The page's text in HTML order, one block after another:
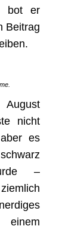
bot er
Beitrag
nicht
es
–